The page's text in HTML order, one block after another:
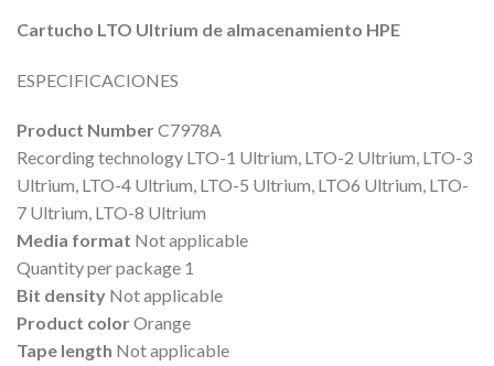
Cartucho LTO Ultrium de almacenamiento HPE
ESPECIFICACIONES
Product NumberC7978A
Recording technology LTO-1 Ultrium, LTO-2 Ultrium, LTO-3
Ultrium, LTO-4 Ultrium, LTO-5 Ultrium, LTO6 Ultrium, LTO-
7 Ultrium, LTO-8 Ultrium
Media format Not applicable
Quantity per package 1
Bit density Not applicable
Product colorOrange
Tape length Not applicable